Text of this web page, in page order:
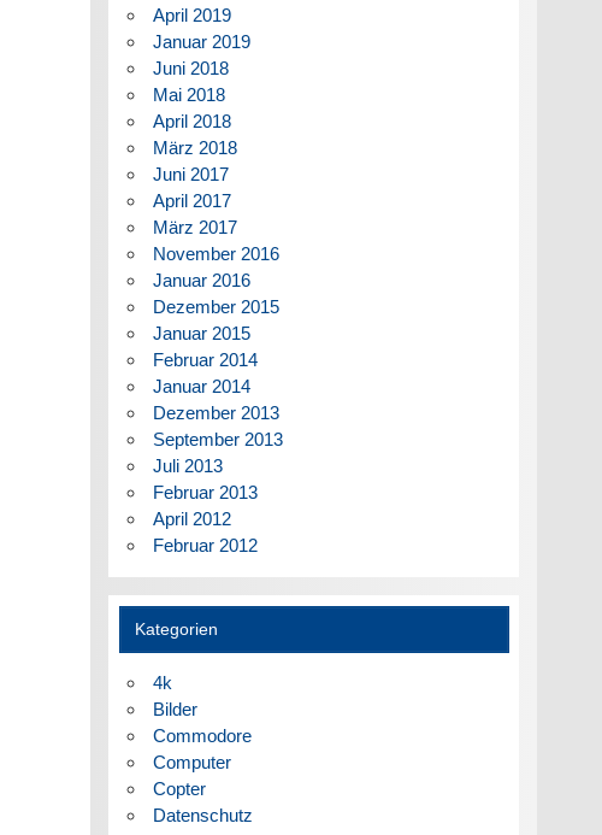
April 2019
Januar 2019
Juni 2018
Mai 2018
April 2018
März 2018
Juni 2017
April 2017
März 2017
November 2016
Januar 2016
Dezember 2015
Januar 2015
Februar 2014
Januar 2014
Dezember 2013
September 2013
Juli 2013
Februar 2013
April 2012
Februar 2012
Kategorien
4k
Bilder
Commodore
Computer
Copter
Datenschutz